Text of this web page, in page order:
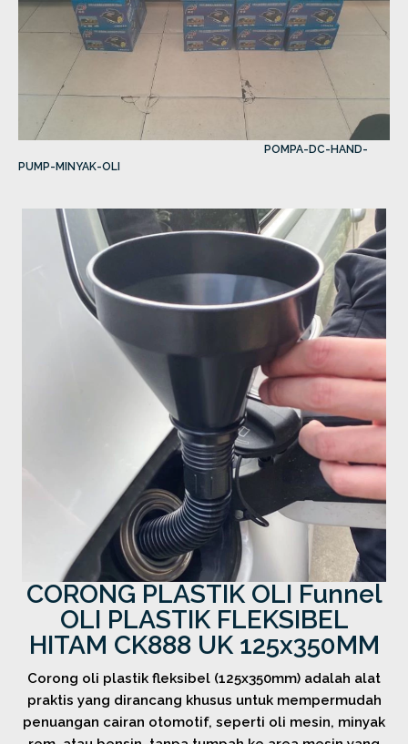
POMPA-DC-HAND-
PUMP-MINYAK-OLI
CORONG PLASTIK OLI Funnel
OLI PLASTIK FLEKSIBEL
HITAM CK888 UK 125x350MM
Corong oli plastik fleksibel (125x350mm) adalah alat
praktis yang dirancang khusus untuk mempermudah
penuangan cairan otomotif, seperti oli mesin, minyak